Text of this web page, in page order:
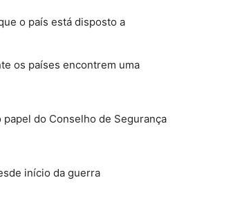
o país está disposto a
os países encontrem uma
do Conselho de Segurança
início da guerra